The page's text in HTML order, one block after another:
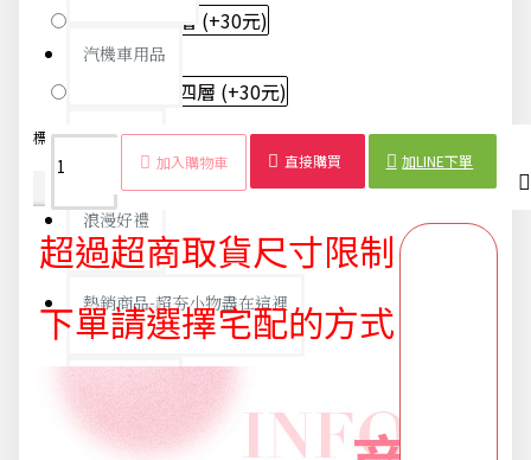
汽機車用品
派對用品
浪漫好禮
熱銷商品-超夯小物盡在這裡
綠色紅鶴-四層 (+30元)
粉色北極熊-四層 (+30元)
加入購物車 直接購買 加LINE下單
標籤： 無紡布 多層收納 鞋架 防塵設計 簡易組裝 創意收納
商品詳情 配送時間
超過超商取貨尺寸限制
下單請選擇宅配的方式